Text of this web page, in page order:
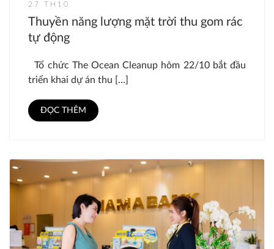
27 TH10
Thuyền năng lượng mặt trời thu gom rác
tự động
Tổ chức The Ocean Cleanup hôm 22/10 bắt đầu
triển khai dự án thu […]
ĐỌC THÊM